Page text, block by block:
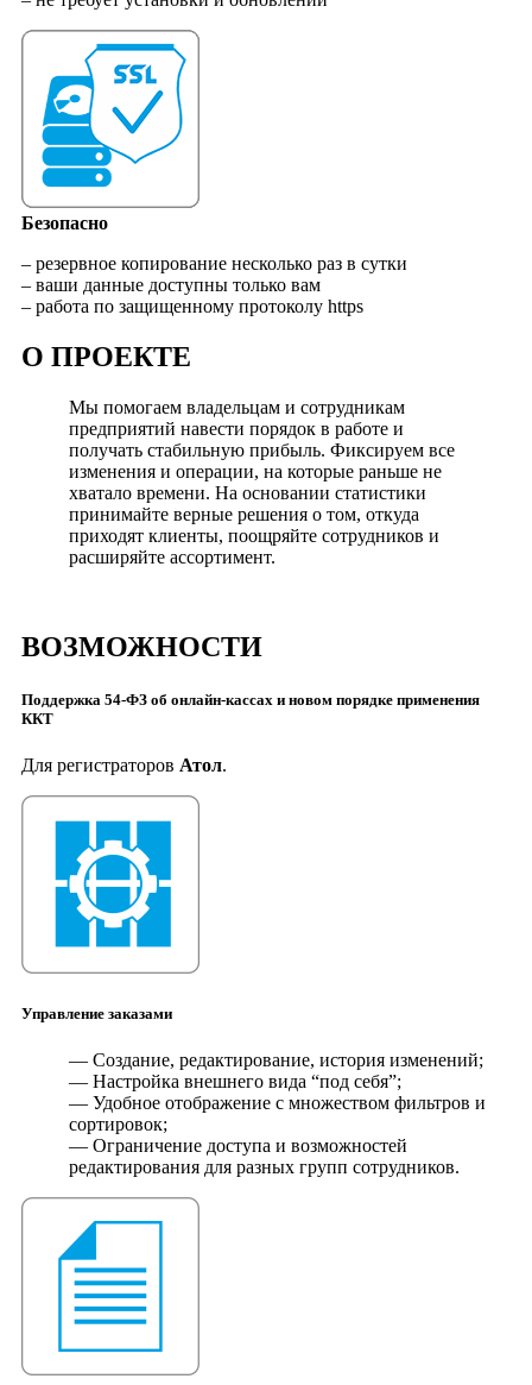
Безопасно
– резервное копирование несколько раз в сутки
– ваши данные доступны только вам
– работа по защищенному протоколу https
О ПРОЕКТЕ
Мы помогаем владельцам и сотрудникам
предприятий навести порядок в работе и
получать стабильную прибыль. Фиксируем все
изменения и операции, на которые раньше не
хватало времени. На основании статистики
принимайте верные решения о том, откуда
приходят клиенты, поощряйте сотрудников и
расширяйте ассортимент.
ВОЗМОЖНОСТИ
Поддержка 54-ФЗоб онлайн-кассах и новом порядке применения
ККТ
Для регистраторов Атол.
Управление заказами
— Создание, редактирование, история изменений;
— Настройка внешнего вида “под себя”;
— Удобное отображение с множеством фильтров и
сортировок;
— Ограничение доступа и возможностей
редактирования для разных групп сотрудников.